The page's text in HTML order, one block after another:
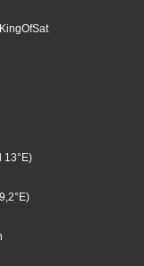
13°E)